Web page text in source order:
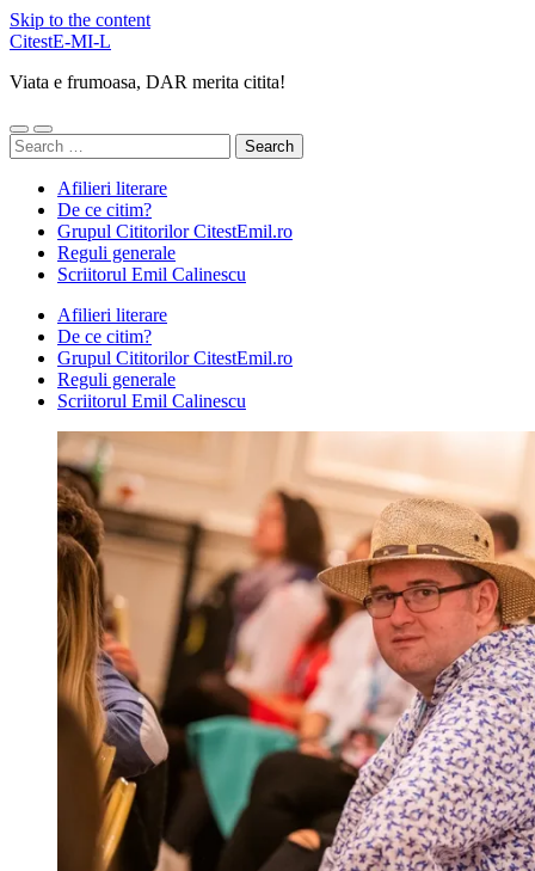
Skip to the content
CitestE-MI-L
Viata e frumoasa, DAR merita citita!
Toggle
mobile
Toggle
search
Search
for:
Afilieri literare
De ce citim?
Grupul Cititorilor CitestEmil.ro
Reguli generale
Scriitorul Emil Calinescu
Afilieri literare
De ce citim?
Grupul Cititorilor CitestEmil.ro
Reguli generale
Scriitorul Emil Calinescu